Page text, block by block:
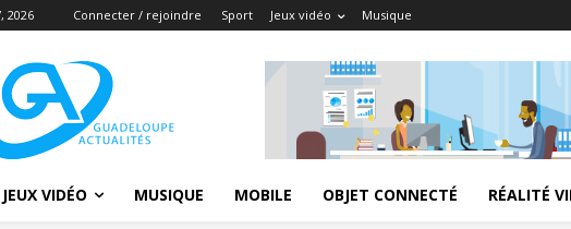
2026 Connecter / rejoindre Sport Jeux vidéo Musique
JEUX VIDÉO MUSIQUE MOBILE OBJET CONNECTÉ RÉALITÉ